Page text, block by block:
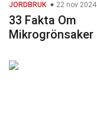
JORDBRUK 22 nov 2024
33 Fakta Om
Mikrogrönsaker